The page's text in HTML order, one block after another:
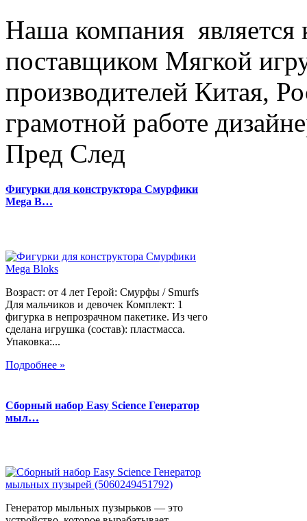
Наша компания
поставщиком Мягкой
производителей Китая,
грамотной работе
Пред След
Фигурки для конструктора Смурфики
Mega B…
Возраст: от 4 лет Герой: Смурфы / Smurfs
Для мальчиков и девочек Комплект: 1
фигурка в непрозрачном пакетике. Из чего
сделана игрушка (состав): пластмасса.
Упаковка:...
Подробнее »
Сборный набор Easy Science Генератор
мыл…
Генератор мыльных пузырьков — это